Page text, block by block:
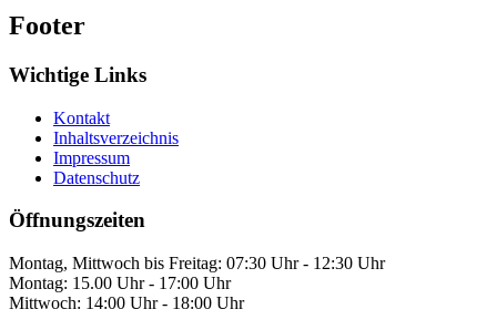
Footer
Wichtige Links
Kontakt
Inhaltsverzeichnis
Impressum
Datenschutz
Öffnungszeiten
Montag, Mittwoch bis Freitag: 07:30 Uhr - 12:30 Uhr
Montag: 15.00 Uhr - 17:00 Uhr
Mittwoch: 14:00 Uhr - 18:00 Uhr